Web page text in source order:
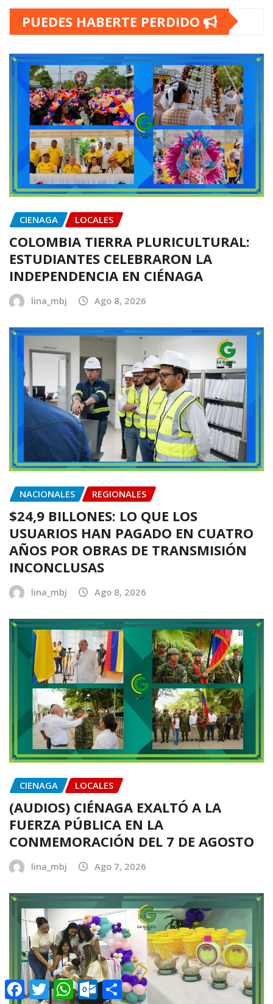
PUEDES HABERTE PERDIDO
CIENAGA LOCALES
COLOMBIA TIERRA PLURICULTURAL:
ESTUDIANTES CELEBRARON LA
INDEPENDENCIA EN CIÉNAGA
lina_mbj Ago 8, 2026
NACIONALES REGIONALES
$24,9 BILLONES: LO QUE LOS
USUARIOS HAN PAGADO EN CUATRO
AÑOS POR OBRAS DE TRANSMISIÓN
INCONCLUSAS
lina_mbj Ago 8, 2026
CIENAGA LOCALES
(AUDIOS) CIÉNAGA EXALTÓ A LA
FUERZA PÚBLICA EN LA
CONMEMORACIÓN DEL 7 DE AGOSTO
lina_mbj Ago 7, 2026
Facebook
TwitterWhatsAppOutlook.com
Compartir